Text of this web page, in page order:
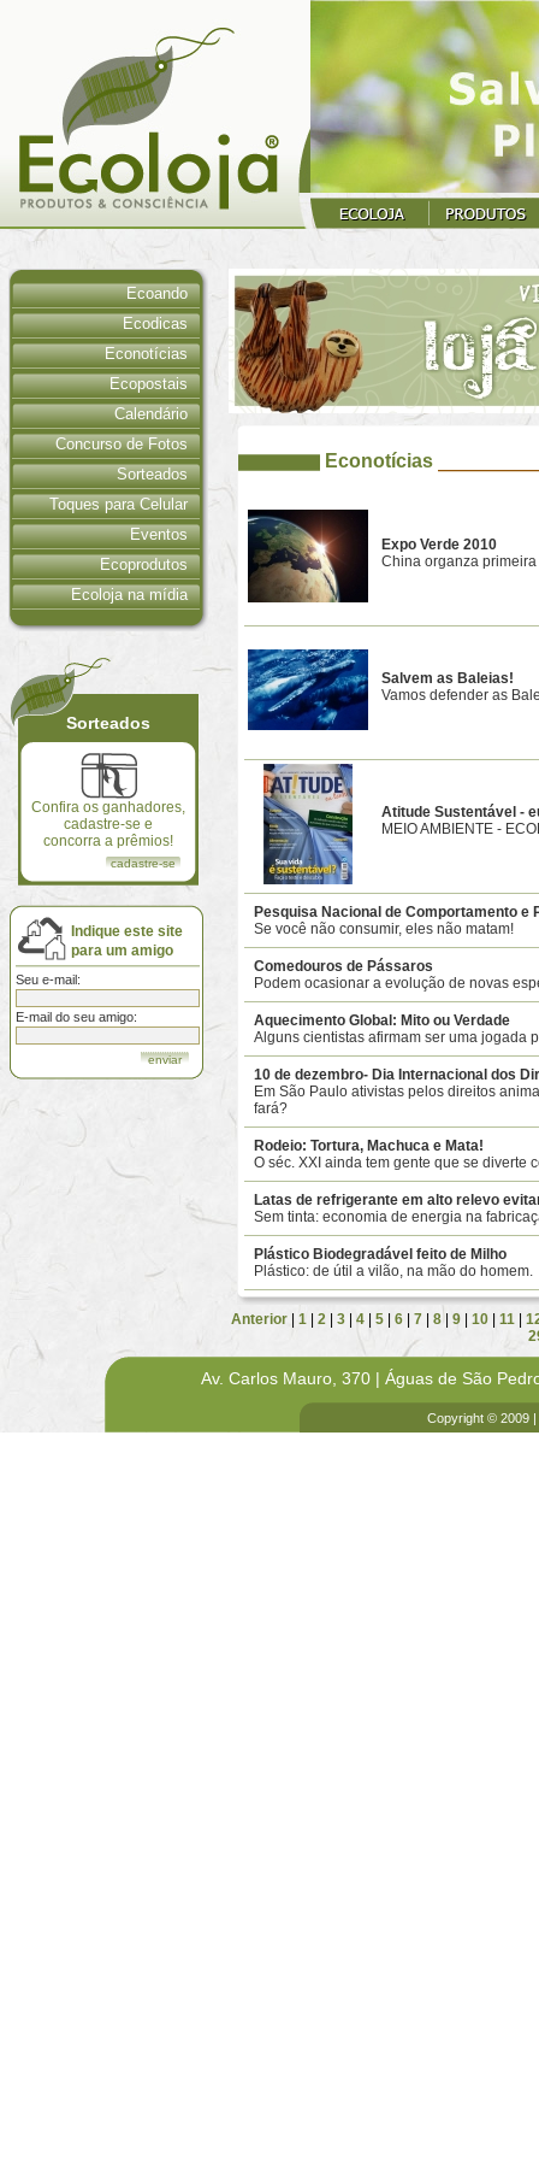
Ecoando
Ecodicas
Econotícias
Ecopostais
Calendário
Concurso de Fotos
Sorteados
Toques para Celular
Eventos
Ecoprodutos
Ecoloja na mídia
Sorteados
Confira os ganhadores,
cadastre-se e
concorra a prêmios!
cadastre-se
Indique este site
para um amigo
Seu e-mail:
E-mail do seu amigo:
Econotícias
Expo Verde 2010
China organza
Salvem as Baleias!
Vamos defender as
Atitude Sustentável -
MEIO AMBIENTE -
Pesquisa Nacional de Comportamento e
Se você não consumir, eles não matam!
Comedouros de Pássaros
Podem ocasionar a evolução de novas
Aquecimento Global: Mito ou Verdade
Alguns cientistas afirmam ser uma jogada
10 de dezembro- Dia Internacional dos
Em São Paulo ativistas pelos direitos
fará?
Rodeio: Tortura, Machuca e Mata!
O séc. XXI ainda tem gente que se diverte
Latas de refrigerante em alto relevo
Sem tinta: economia de energia na
Plástico Biodegradável feito de Milho
Plástico: de útil a vilão, na mão do homem.
Anterior |1 |2 |3 |4 |5 |6 |7 |8 |9 |10 |11 |
Av. Carlos Mauro, 370 | Águas de São
Copyright © 2009